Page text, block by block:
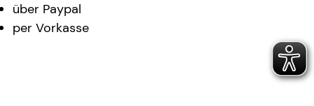
über Paypal
per Vorkasse